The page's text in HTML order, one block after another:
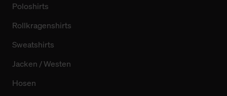
Poloshirts
Rollkragenshirts
Sweatshirts
Jacken / Westen
Hosen